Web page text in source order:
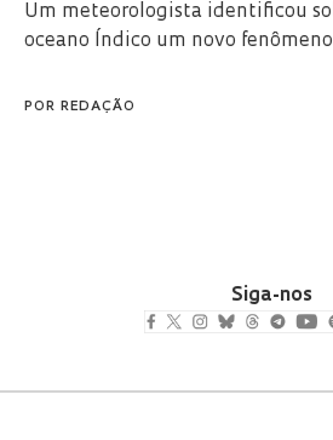
Um meteorologista identificou
oceano Índico um novo
POR REDAÇÃO
Siga-nos